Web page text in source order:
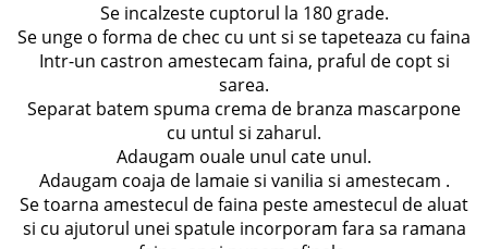
Se incalzeste cuptorul la 180 grade.
Se unge o forma de chec cu unt si se tapeteaza cu faina
Intr-un castron amestecam faina, praful de copt si
sarea.
Separat batem spuma crema de branza mascarpone
cu untul si zaharul.
Adaugam ouale unul cate unul.
Adaugam coaja de lamaie si vanilia si amestecam .
Se toarna amestecul de faina peste amestecul de aluat
si cu ajutorul unei spatule incorporam fara sa ramana